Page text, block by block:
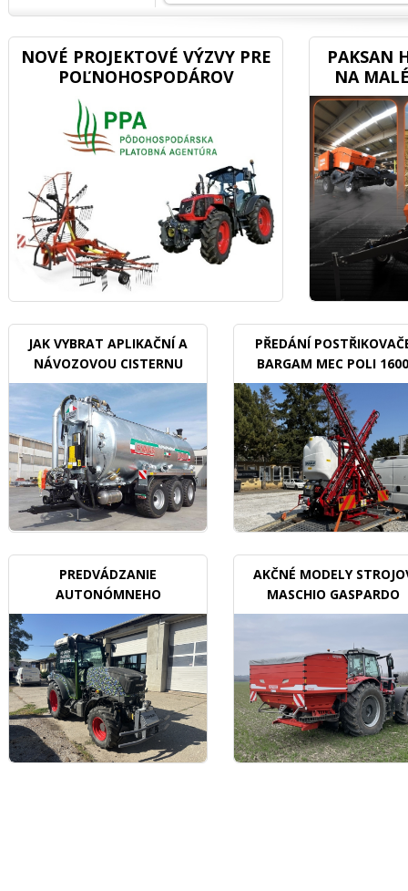
NOVÉ PROJEKTOVÉ VÝZVY PRE
POĽNOHOSPODÁROV
PAKSAN
NA
JAK VYBRAT APLIKAČNÍ A
NÁVOZOVOU CISTERNU
PŘEDÁNÍ
BARGAM MEC POLI 1600
BDX
PREDVÁDZANIE
AUTONÓMNEHO
TRAKTORU V SADOCH
AKČNÉ MODELY
MASCHIO GASPARDO